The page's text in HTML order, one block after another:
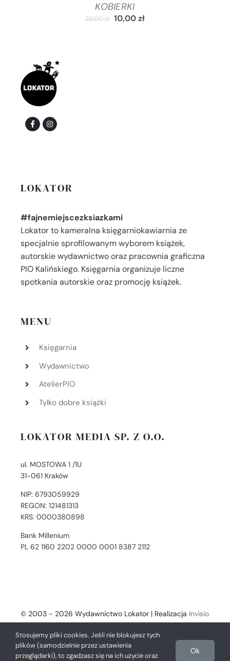
KOBIERKI
29,00zł 10,00zł
LOKATOR
#fajnemiejscezksiazkami
Lokator to kameralna księgarniokawiarnia ze
specjalnie sprofilowanym wyborem książek,
autorskie wydawnictwo oraz pracownia graficzna
PIO Kalińskiego. Księgarnia organizuje liczne
spotkania autorskie oraz promocję książek.
MENU
Księgarnia
Wydawnictwo
AtelierPIO
Tylko dobre książki
LOKATOR MEDIA SP. Z O.O.
ul. MOSTOWA 1 /1U
31-061 Kraków
NIP: 6793059929
REGON: 121481313
KRS: 0000380898
Bank Millenium
PL 62 1160 2202 0000 0001 8387 2112
© 2003 - 2026 Wydawnictwo Lokator | Realizacja Invisio
- Digital Solutions
Stosujemy pliki cookies. Jeśli nie blokujesz tych
plików (samodzielnie przez ustawienia
przeglądarki), to zgadzasz się na ich użycie oraz
Ok